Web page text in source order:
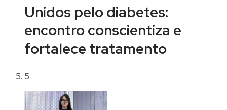
Unidos pelo diabetes:
encontro conscientiza e
fortalece tratamento
5